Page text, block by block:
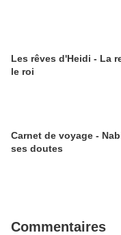
Les rêves d'Heidi - La
le roi
Carnet de voyage -
ses doutes
Commentaires